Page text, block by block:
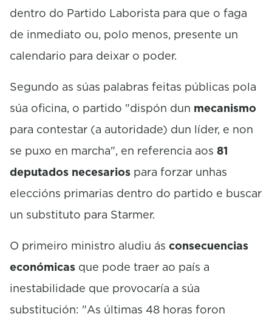
dentro do Partido Laborista para que o faga
de inmediato ou, polo menos, presente un
calendario para deixar o poder.
Segundo as súas palabras feitas públicas pola
súa oficina, o partido "dispón dun mecanismo
para contestar (a autoridade) dun líder, e non
se puxo en marcha", en referencia aos 81
deputados necesarios para forzar unhas
eleccións primarias dentro do partido e buscar
un substituto para Starmer.
O primeiro ministro aludiu ás consecuencias
económicas que pode traer ao país a
inestabilidade que provocaría a súa
substitución: "As últimas 48 horas foron